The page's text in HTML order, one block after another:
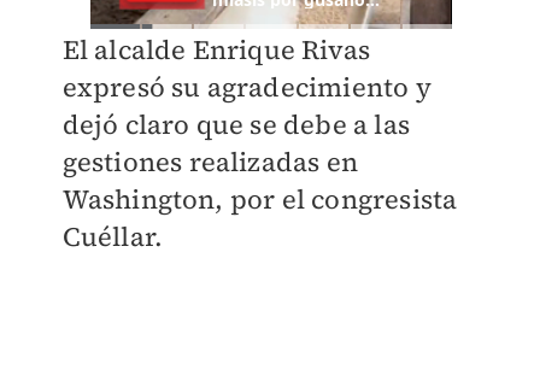
El alcalde Enrique Rivas
expresó su agradecimiento y
dejó claro que se debe a las
gestiones realizadas en
Washington, por el congresista
Cuéllar.